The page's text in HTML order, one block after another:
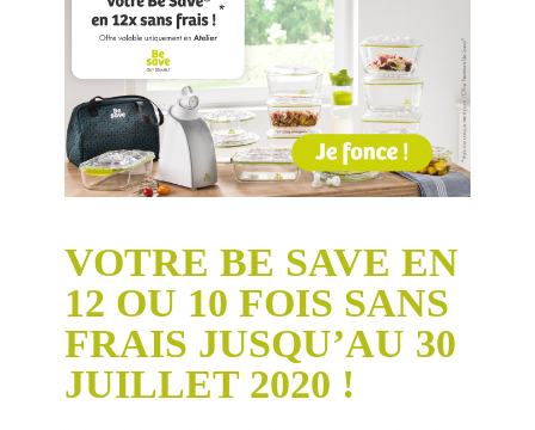
VOTRE BE SAVE EN
12 OU 10 FOIS SANS
FRAIS JUSQU’AU 30
JUILLET 2020 !